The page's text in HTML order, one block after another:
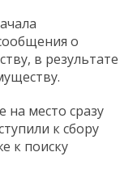
о
в результате
место сразу
к сбору
к поиску